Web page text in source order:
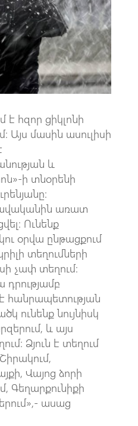
k p
p
հզոր ցիկլոնի
Այս մասին ասուլիսի
և
ի տնօրենի
առատ
Ունենք
օրվա ընթացքում
տեղումների
չափ տեղում։
դրությամբ
հանրապետության
ունենք նույնիսկ
և այս
Ձյուն է տեղում
Վայոց ձորի
Գեղարքունիքի
ասաց